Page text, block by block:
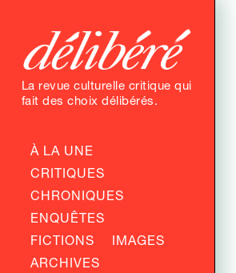
La revue culturelle critique qui
fait des choix délibérés.
À LA UNE
CRITIQUES
CHRONIQUES
ENQUÊTES
FICTIONS
IMAGES
ARCHIVES